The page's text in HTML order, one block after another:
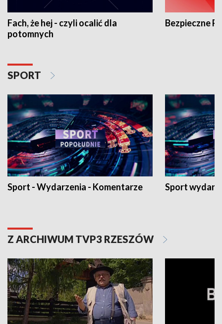
Fach, że hej - czyli ocalić dla
potomnych
Bezpieczne
SPORT
Sport - Wydarzenia - Komentarze Sport
Z ARCHIWUM TVP3 RZESZÓW